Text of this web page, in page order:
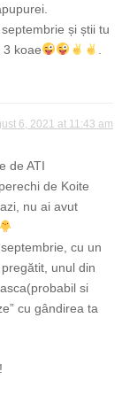
și știi tu
3 koae
6, 2021 at 11:43 am
de ATI
de Koite
nu ai avut
cu un
unul din
si
cu gândirea ta